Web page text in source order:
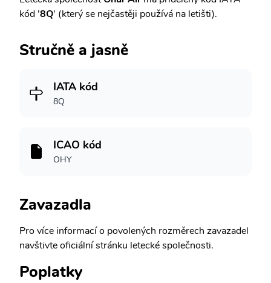
kód '8Q' (který se nejčastěji používá na letišti).
Stručně a jasně
IATA kód
8Q
ICAO kód
OHY
Zavazadla
Pro více informací o povolených rozměrech zavazadel
navštivte oficiální stránku letecké společnosti.
Poplatky